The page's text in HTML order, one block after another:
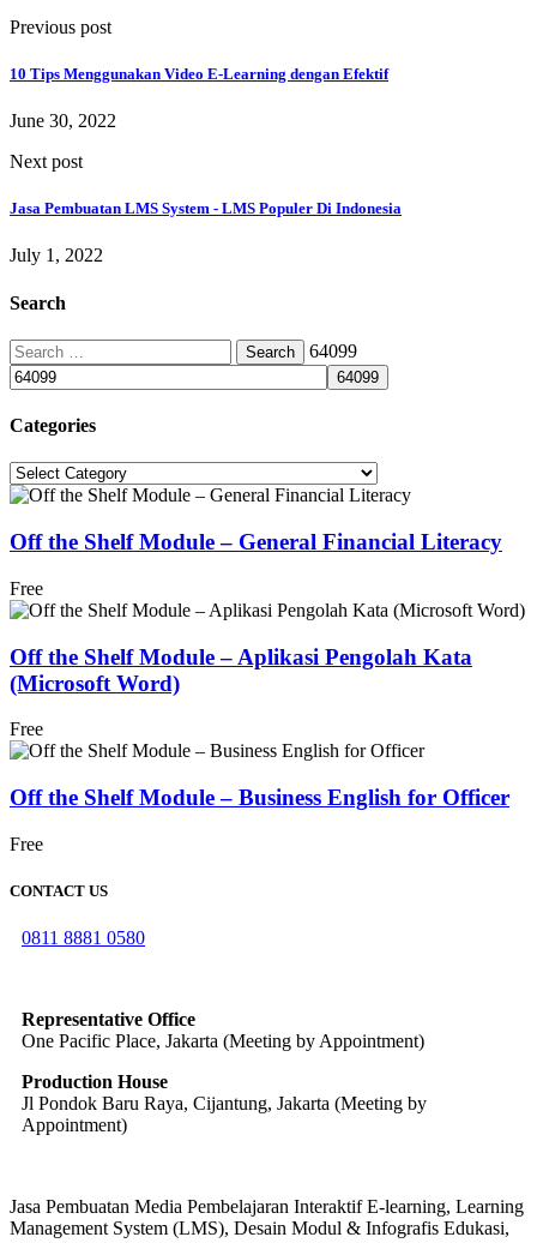
Previous post
10 Tips Menggunakan Video E-Learning dengan Efektif
June 30, 2022
Next post
Jasa Pembuatan LMS System - LMS Populer Di Indonesia
July 1, 2022
Search
Search
for:
64099
Categories
Categories
Off the Shelf Module – General Financial Literacy
Free
Off the Shelf Module – Aplikasi Pengolah Kata
(Microsoft Word)
Free
Off the Shelf Module – Business English for Officer
Free
CONTACT US
0811 8881 0580
Representative Office
One Pacific Place, Jakarta (Meeting by Appointment)
Production House
Jl Pondok Baru Raya, Cijantung, Jakarta (Meeting by
Appointment)
Jasa Pembuatan Media Pembelajaran Interaktif E-learning, Learning
Management System (LMS), Desain Modul & Infografis Edukasi,